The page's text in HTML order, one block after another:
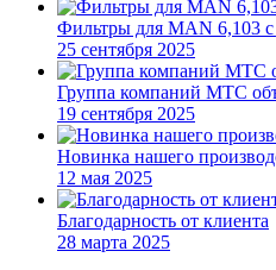
Фильтры для MAN 6,103 c
25 сентября 2025
Группа компаний МТС
19 сентября 2025
Новинка нашего
12 мая 2025
Благодарность от клиента
28 марта 2025